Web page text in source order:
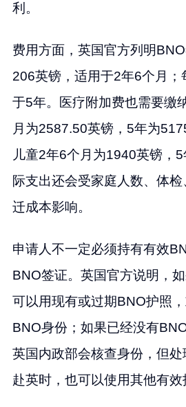
利。
费用方面，英国官方列明
206英镑，适用于2年6个月；
于5年。医疗附加费也需要缴
月为2587.50英镑，5年为
儿童2年6个月为1940英镑，
际支出还会受家庭人数、体
迁成本影响。
申请人不一定必须持有有效
BNO签证。英国官方说明，
可以用现有或过期BNO护照
BNO身份；如果已经没有
英国内政部会核查身份，但
赴英时，也可以使用其他有效